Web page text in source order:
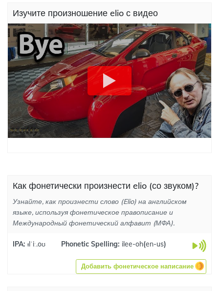
Изучите произношение elio с видео
Как фонетически произнести elio (со звуком)?
Узнайте, как произнести слово (Elio) на английском
языке, используя фонетическое правописание и
Международный фонетический алфавит (МФА).
IPA: ᵻlˈiː.oʊ Phonetic Spelling: ilee-oh(en-us)
Добавить фонетическое написание